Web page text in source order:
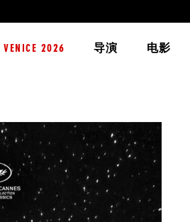
VENICE 2026 导演 电影